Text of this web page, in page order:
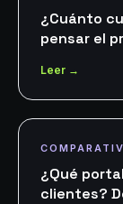
¿Cuánto
pensar el
Leer →
¿Qué
clientes?